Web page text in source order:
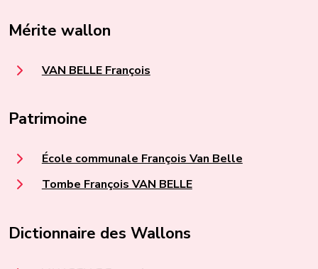
Mérite wallon
VAN BELLE François
Patrimoine
École communale François Van Belle
Tombe François VAN BELLE
Dictionnaire des Wallons